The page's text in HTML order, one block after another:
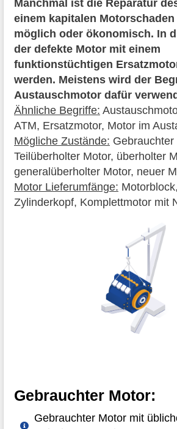
Manchmal ist die Reparatur
einem kapitalen
möglich oder ökonomisch. In
der defekte Motor mit einem
funktionstüchtigen
werden. Meistens wird der
Austauschmotor dafür
Ähnliche Begriffe:
ATM, Ersatzmotor, Motor im
Mögliche Zustände: Gebrauchter
Teilüberholter Motor, überholter
generalüberholter Motor, neuer
Motor Lieferumfänge:
Zylinderkopf, Komplettmotor mit
Gebrauchter Motor:
Gebrauchter Motor mit